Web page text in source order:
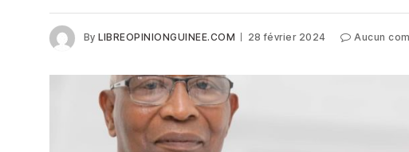
By LIBREOPINIONGUINEE.COM 28 février 2024 Aucun